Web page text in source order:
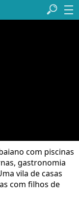
com piscinas
gastronomia
vila de casas
com filhos de